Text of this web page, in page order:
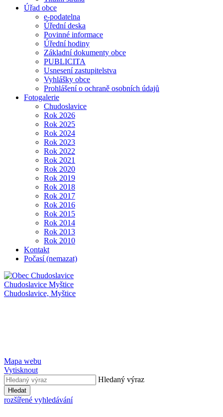
Úřad obce
e-podatelna
Úřední deska
Povinné informace
Úřední hodiny
Základní dokumenty obce
PUBLICITA
Usnesení zastupitelstva
Vyhlášky obce
Prohlášení o ochraně osobních údajů
Fotogalerie
Chudoslavice
Rok 2026
Rok 2025
Rok 2024
Rok 2023
Rok 2022
Rok 2021
Rok 2020
Rok 2019
Rok 2018
Rok 2017
Rok 2016
Rok 2015
Rok 2014
Rok 2013
Rok 2010
Kontakt
Počasí (nemazat)
Chudoslavice Myštice
Chudoslavice, Myštice
Mapa webu
Vytisknout
Hledaný výraz
Hledat
rozšířené vyhledávání